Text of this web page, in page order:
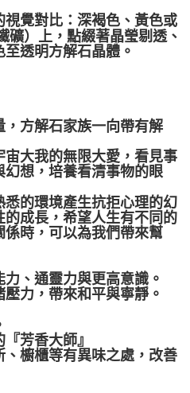
覺對比：深褐色、黃色或
礦）上，點綴著晶瑩剔透、
透明方解石晶體。
方解石家族一向帶有解
大我的無限大愛，看見事
想，培養看清事物的眼
的環境產生抗拒心理的幻
成長，希望人生有不同的
時，可以為我們帶來幫
、通靈力與更高意識。
力，帶來和平與寧靜。
芳香大師』
櫥櫃等有異味之處，改善